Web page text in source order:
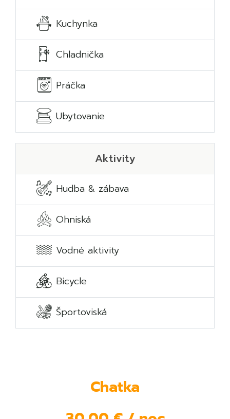
Kuchynka
Chladnička
Práčka
Ubytovanie
Aktivity
Hudba & zábava
Ohniská
Vodné aktivity
Bicycle
Športoviská
Chatka